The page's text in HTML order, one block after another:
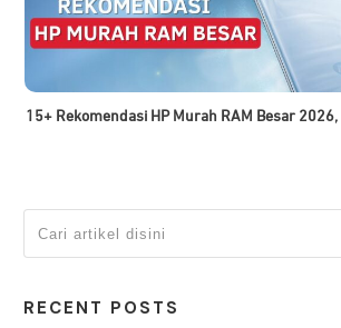
15+ Rekomendasi HP Murah RAM Besar
RECENT POSTS